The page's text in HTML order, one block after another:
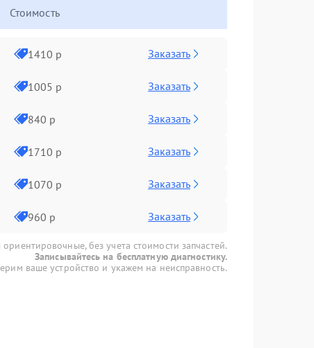
Стоимость
1410 р Заказать
1005 р Заказать
840 р Заказать
1710 р Заказать
1070 р Заказать
960 р Заказать
без учета стоимости запчастей.
Записывайтесь на бесплатную диагностику.
ваше устройство и укажем на неисправность.